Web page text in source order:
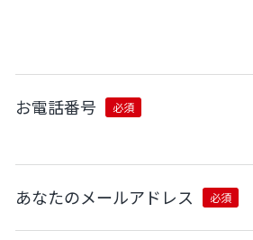
お電話番号 必須
あなたのメールアドレス 必須